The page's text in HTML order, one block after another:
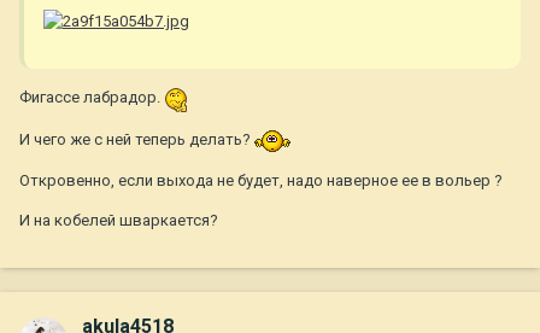
Фигассе лабрадор.
И чего же с ней теперь делать?
Откровенно, если выхода не будет, надо наверное ее в вольер ?
И на кобелей шваркается?
akula4518